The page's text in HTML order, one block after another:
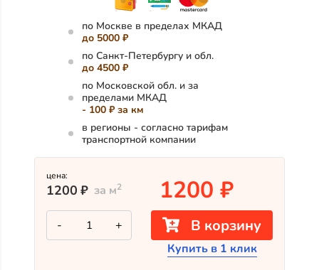
по Москве в пределах МКАД
до 5000 ₽
по Санкт-Петербургу и обл.
до 4500 ₽
по Московской обл. и за
пределами МКАД
- 100 ₽ за км
в регионы - согласно тарифам
транспортной компании
цена:
1200 ₽ за м2 1200 ₽
-
Количество
товара
Планкен
+ В корзину
Купить в 1 клик